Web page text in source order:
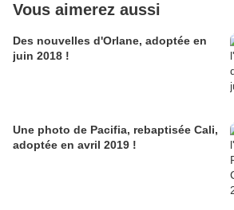
Vous aimerez aussi
Des nouvelles d'Orlane, adoptée en
juin 2018 !
Une photo de Pacifia, rebaptisée Cali,
adoptée en avril 2019 !